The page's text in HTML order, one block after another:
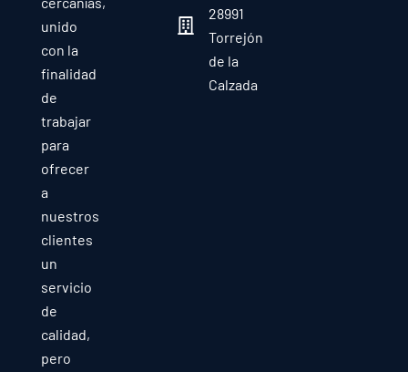
unido
con la
finalidad
de
trabajar
para
ofrecer
a
nuestros
clientes
un
servicio
de
calidad,
pero
28991
Torrejón
de la
Calzada